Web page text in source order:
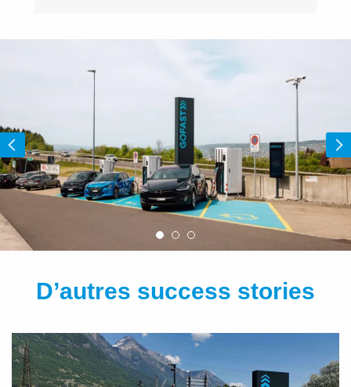
D’autres success stories